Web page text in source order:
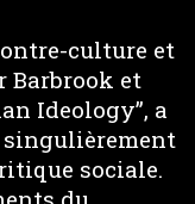
culture et
Barbrook et
Ideology”, a
sociale.